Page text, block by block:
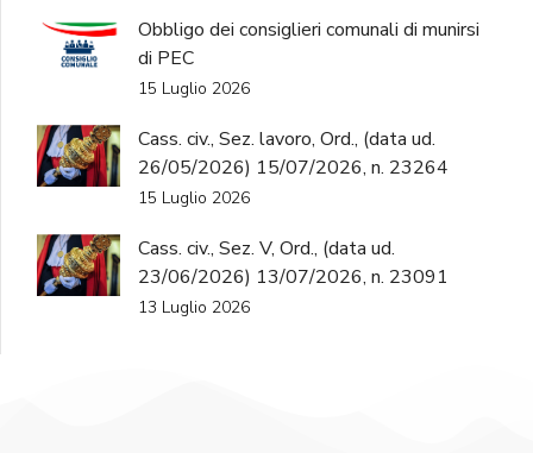
Obbligo dei consiglieri comunali di munirsi
di PEC
15 Luglio 2026
Cass. civ., Sez. lavoro, Ord., (data ud.
26/05/2026) 15/07/2026, n. 23264
15 Luglio 2026
Cass. civ., Sez. V, Ord., (data ud.
23/06/2026) 13/07/2026, n. 23091
13 Luglio 2026